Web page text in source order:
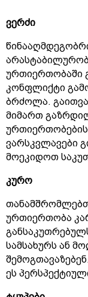
ვერძი
ურთიერთობაში
კონფლიქტი
ბრძოლა.
მიმართ
ვარსკვლავები
მოეკიდოთ
კურო
ურთიერთობა
სამსახურს ან
ეს